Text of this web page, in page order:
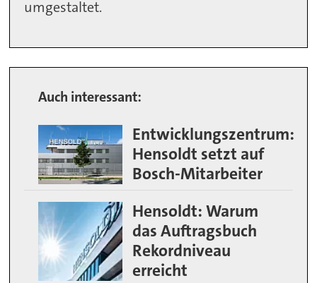
umgestaltet.
Auch interessant:
Entwicklungszentrum:
Hensoldt setzt auf
Bosch-Mitarbeiter
Hensoldt: Warum
das Auftragsbuch
Rekordniveau
erreicht